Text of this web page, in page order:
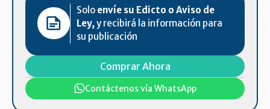
Solo envíe su Edicto o Aviso de
Ley, y recibirá la información para
su publicación
Comprar Ahora
Contáctenos vía WhatsApp